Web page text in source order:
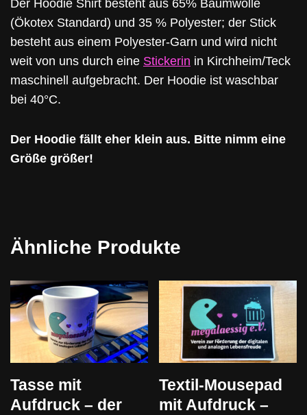
Der Hoodie Shirt besteht aus 65% Baumwolle
(Ökotex Standard) und 35 % Polyester; der Stick
besteht aus einem Polyester-Garn und wird nicht
weit von uns durch eine Stickerin in Kirchheim/Teck
maschinell aufgebracht. Der Hoodie ist waschbar
bei 40°C.
Der Hoodie fällt eher klein aus. Bitte nimm eine
Größe größer!
Ähnliche Produkte
Tasse mit
Aufdruck – der
Textil-Mousepad
mit Aufdruck –